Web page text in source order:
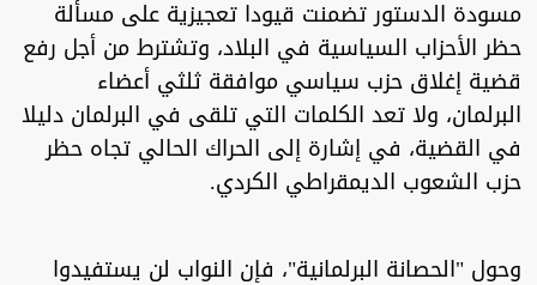
مسودة الدستور تضمنت قيودا تعجيزية على مسألة
حظر الأحزاب السياسية في البلاد، وتشترط من أجل رفع
قضية إغلاق حزب سياسي موافقة ثلثي أعضاء
البرلمان، ولا تعد الكلمات التي تلقى في البرلمان دليلا
في القضية، في إشارة إلى الحراك الحالي تجاه حظر
حزب الشعوب الديمقراطي الكردي.
وحول "الحصانة البرلمانية"، فإن النواب لن يستفيدوا